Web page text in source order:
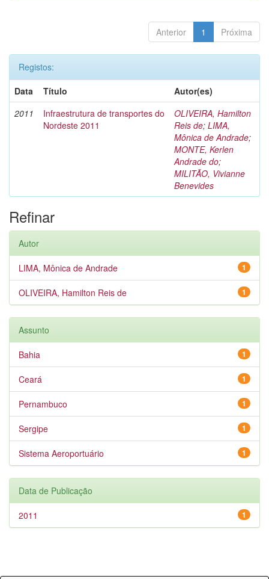
Anterior 1 Próxima
Registos:
Data
Título
Autor(es)
2011
Infraestrutura de transportes do
Nordeste 2011
OLIVEIRA, Hamilton
Reis de; LIMA,
Mônica de Andrade;
MONTE, Kerlen
Andrade do;
MILITÃO, Vivianne
Benevides
Refinar
Autor
1
LIMA, Mônica de Andrade
1
OLIVEIRA, Hamilton Reis de
Assunto
1
Bahia
1
Ceará
1
Pernambuco
1
Sergipe
1
Sistema Aeroportuário
Data de Publicação
1
2011